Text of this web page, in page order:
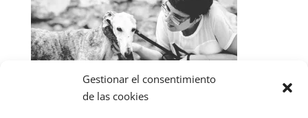
Gestionar el consentimiento
de las cookies